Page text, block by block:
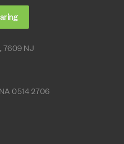
7609 NJ
0514 2706